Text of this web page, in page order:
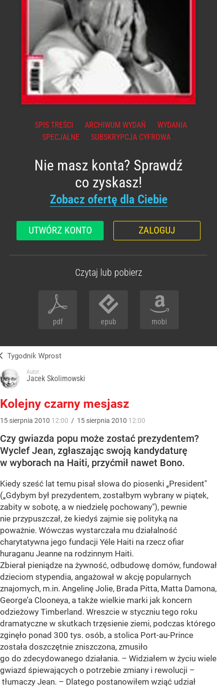
SPIS TREŚCI ARCHIWUM WYDAŃ
WYDANIA
SPECJALNE
SUBSKRYPCJA CYFROWA
Nie masz konta? Sprawdź
co zyskasz!
Zobacz ofertę dla Ciebie
UTWÓRZ KONTO ZALOGUJ
Czytaj lub pobierz
pdf epub mobi
Tygodnik Wprost
Autor:
Jacek Skolimowski
Kolejny czarny mesjasz
15 sierpnia 2010 12:00 / 15 sierpnia 2010 12:00
Czy gwiazda popu może zostać prezydentem?
Wyclef Jean, zgłaszając swoją kandydaturę
w wyborach na Haiti, przyćmił nawet Bono.
Kiedy sześć lat temu pisał słowa do piosenki „President"
(„Gdybym był prezydentem, zostałbym wybrany w piątek,
zabity w sobotę, a w niedzielę pochowany"), pewnie
nie przypuszczał, że kiedyś zajmie się polityką na
poważnie. Wówczas wystarczała mu działalność
charytatywna jego fundacji Yéle Haiti na rzecz ofiar
huraganu Jeanne na rodzinnym Haiti.
Zbierał pieniądze na żywność, odbudowę domów, fundował
dzieciom stypendia, angażował w akcję popularnych
znajomych, m.in. Angelinę Jolie, Brada Pitta, Matta Damona,
George’a Clooneya, a także wielkie marki jak koncern
odzieżowy Timberland. Wreszcie w styczniu tego roku
dramatyczne w skutkach trzęsienie ziemi, podczas którego
zginęło ponad 300 tys. osób, a stolica Port-au-Prince
została doszczętnie zniszczona, zmusiło
go do zdecydowanego działania. – Widziałem w życiu wiele
gwiazd śpiewających o potrzebie zmiany i rewolucji –
tłumaczy Jean. – Dlatego postanowiłem wziąć udział